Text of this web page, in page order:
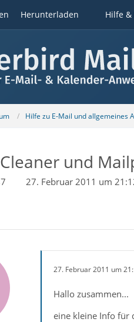
Herunterladen Hilfe &
Hilfe zu E-Mail und allgemeines
und
27. Februar 2011 um
27. Februar 2011 um
Hallo zusammen...
eine kleine Info für